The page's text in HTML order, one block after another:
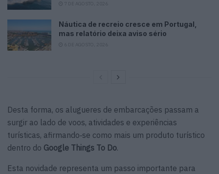
Náutica de recreio cresce em Portugal,
mas relatório deixa aviso sério
Desta forma, os alugueres de embarcações passam a
surgir ao lado de voos, atividades e experiências
turísticas, afirmando‑se como mais um produto turístico
dentro do Google Things To Do.
Esta novidade representa um passo importante para